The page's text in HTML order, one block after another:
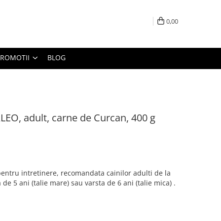
0,00
BLOG
adult, carne de Curcan, 400 g
intretinere, recomandata cainilor adulti de la
5 ani (talie mare) sau varsta de 6 ani (talie mica) .